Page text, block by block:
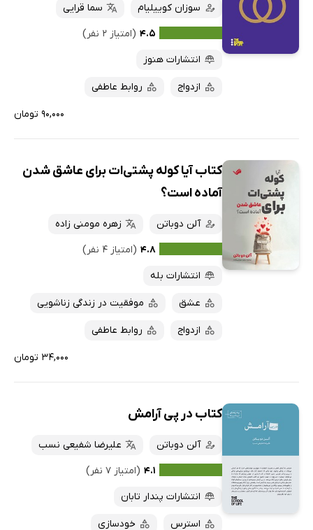
سوزان کوییلیام
سما قرایی
۴.۵ (امتیاز ۲ نفر)
انتشارات هنوز
ازدواج روابط عاطفی
۹۰,۰۰۰ تومان
کتاب آیا کوله پشتی‌ات برای عاشق شدن
آماده است؟
آلن دوباتن
زهره مومنی زاده
۴.۸ (امتیاز ۴ نفر)
انتشارات بله
عشق موفقیت در زندگی زناشویی
ازدواج روابط عاطفی
۳۴,۰۰۰ تومان
کتاب در پی آرامش
آلن دوباتن
علیرضا شفیعی نسب
۴.۱ (امتیاز ۷ نفر)
انتشارات پندار تابان
استرس خودسازی